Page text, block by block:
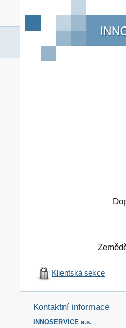
Klientská sekce
Kontaktní informace
INNOSERVICE a.s.